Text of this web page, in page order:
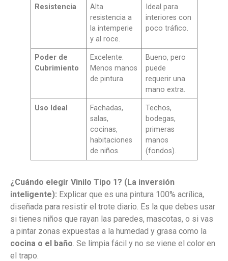
Resistencia
Alta
resistencia a
la intemperie
y al roce.
Ideal para
interiores con
poco tráfico.
Poder de
Cubrimiento
Excelente.
Menos manos
de pintura.
Bueno, pero
puede
requerir una
mano extra.
Uso Ideal
Fachadas,
salas,
cocinas,
habitaciones
de niños.
Techos,
bodegas,
primeras
manos
(fondos).
¿Cuándo elegir Vinilo Tipo 1? (La inversión
inteligente): Explicar que es una pintura 100% acrílica,
diseñada para resistir el trote diario. Es la que debes usar
si tienes niños que rayan las paredes, mascotas, o si vas
a pintar zonas expuestas a la humedad y grasa como la
cocina o el baño . Se limpia fácil y no se viene el color en
el trapo.